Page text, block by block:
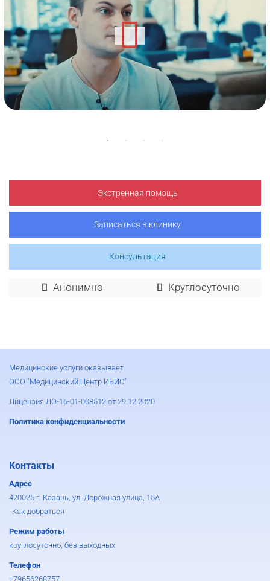
Экстренная помощь
Записаться в клинику
Консультация
Анонимно Круглосуточно
Медицинские услуги оказывает
ООО "Медицинский Центр ИБИС"
Лицензия ЛО-16-01-008512 от 29.12.2020
Политика конфиденциальности
Контакты
Адрес
420025 г. Казань, ул. Дорожная улица, 15А
Как добраться
Режим работы
круглосуточно, без выходных
Телефон
+79656268757